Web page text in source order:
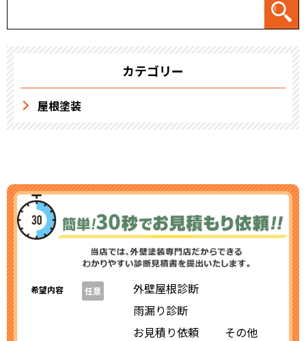
カテゴリー
屋根塗装
希望内容 任意
外壁屋根診断
雨漏り診断
お見積り依頼
その他